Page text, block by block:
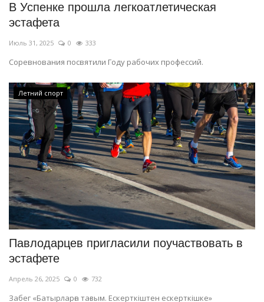
В Успенке прошла легкоатлетическая
эстафета
Июль 31, 2025 0 333
Соревнования посвятили Году рабочих профессий.
Летний спорт
Павлодарцев пригласили поучаствовать в
эстафете
Апрель 26, 2025 0 732
Забег «Батырларға тағзым. Ескерткіштен ескерткішке»